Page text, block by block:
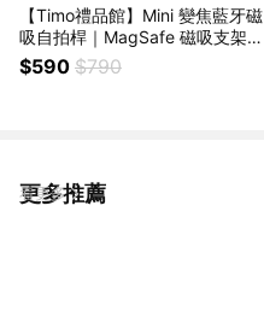
【Timo禮品館】Mini 變焦藍牙磁
吸自拍桿｜MagSafe 磁吸支架
摺疊直播架 隨行口袋自拍器
$590 $790
更多推薦
看更多